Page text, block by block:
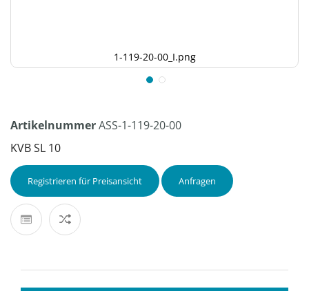
1-119-20-00_I.png
ArtikelnummerASS-1-119-20-00
KVB SL 10
Registrieren für Preisansicht Anfragen